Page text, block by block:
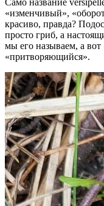
Само название
«изменчивый»,
красиво, правда?
просто гриб, а
мы его называем, а
«притворяющийся».